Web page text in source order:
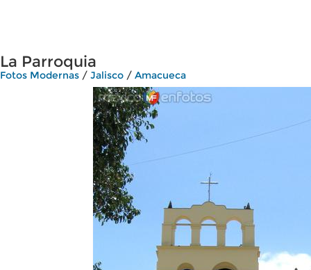
La Parroquia
Fotos Modernas / Jalisco / Amacueca